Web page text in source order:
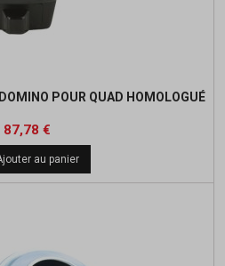
POUR QUAD HOMOLOGUÉ
Prix
87,78 €
base
au panier